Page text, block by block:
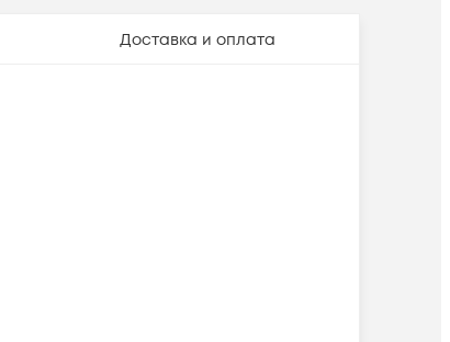
Доставка и оплата